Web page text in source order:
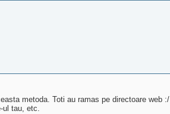
metoda. Toti au ramas pe directoare web :/
ul tau, etc.